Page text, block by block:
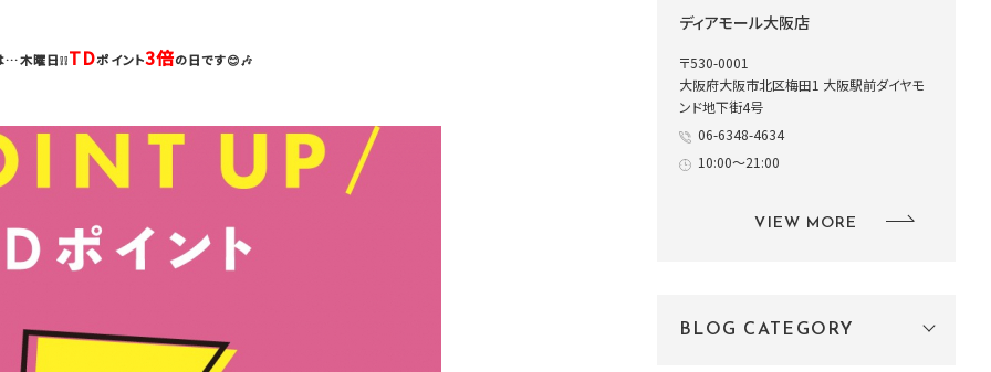
木曜日❕❕TDポイント3倍の日です😊🎶
ディアモール大阪店
〒530-0001
大阪府大阪市北区梅田1 大阪駅前ダイヤモ
ンド地下街4号
06-6348-4634
10:00～21:00
VIEW MORE
BLOG CATEGORY